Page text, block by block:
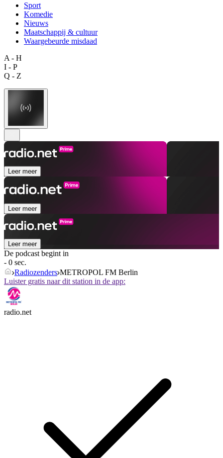
Sport
Komedie
Nieuws
Maatschappij & cultuur
Waargebeurde misdaad
A - H
I - P
Q - Z
Leer meer
Leer meer
Leer meer
De podcast begint in
- 0 sec.
Radiozenders METROPOL FM Berlin
Luister gratis naar dit station in de app:
radio.net